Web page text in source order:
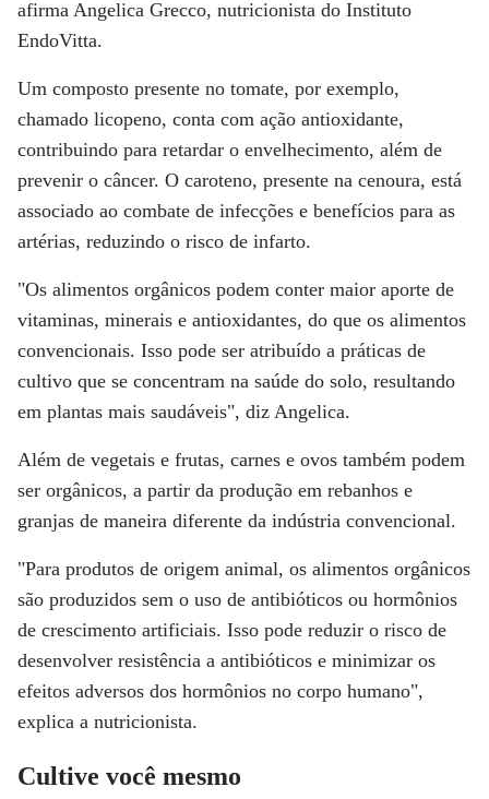
afirma Angelica Grecco, nutricionista do Instituto
EndoVitta.
Um composto presente no tomate, por exemplo,
chamado licopeno, conta com ação antioxidante,
contribuindo para retardar o envelhecimento, além de
prevenir o câncer. O caroteno, presente na cenoura, está
associado ao combate de infecções e benefícios para as
artérias, reduzindo o risco de infarto.
"Os alimentos orgânicos podem conter maior aporte de
vitaminas, minerais e antioxidantes, do que os alimentos
convencionais. Isso pode ser atribuído a práticas de
cultivo que se concentram na saúde do solo, resultando
em plantas mais saudáveis", diz Angelica.
Além de vegetais e frutas, carnes e ovos também podem
ser orgânicos, a partir da produção em rebanhos e
granjas de maneira diferente da indústria convencional.
"Para produtos de origem animal, os alimentos orgânicos
são produzidos sem o uso de antibióticos ou hormônios
de crescimento artificiais. Isso pode reduzir o risco de
desenvolver resistência a antibióticos e minimizar os
efeitos adversos dos hormônios no corpo humano",
explica a nutricionista.
Cultive você mesmo